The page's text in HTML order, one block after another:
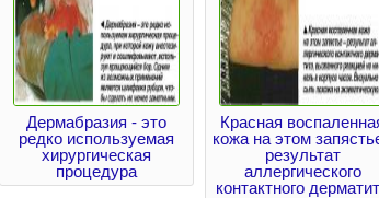
Дермабразия - это
редко используемая
хирургическая
процедура
Красная
кожа на этом
результат
аллергического
контактного